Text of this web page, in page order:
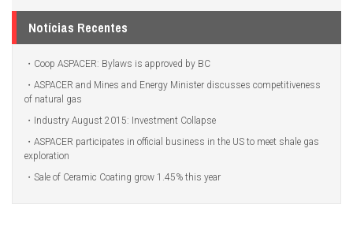
Notícias Recentes
Coop ASPACER: Bylaws is approved by BC
ASPACER and Mines and Energy Minister discusses competitiveness
of natural gas
Industry August 2015: Investment Collapse
ASPACER participates in official business in the US to meet shale gas
exploration
Sale of Ceramic Coating grow 1.45% this year